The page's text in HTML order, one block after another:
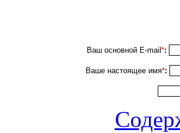
Ваш основной E-mail *:
Ваше настоящее имя*: